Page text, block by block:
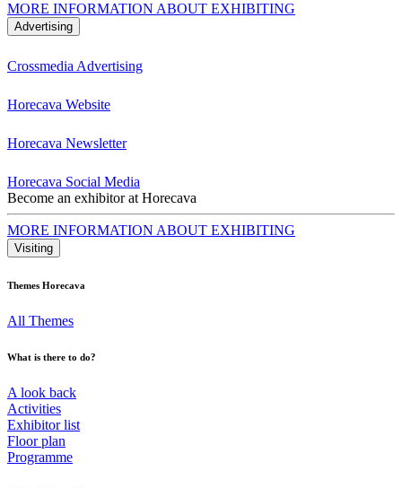
MORE INFORMATION ABOUT EXHIBITING
Advertising
Crossmedia Advertising
Horecava Website
Horecava Newsletter
Horecava Social Media
Become an exhibitor at Horecava
MORE INFORMATION ABOUT EXHIBITING
Visiting
Themes Horecava
All Themes
What is there to do?
A look back
Activities
Exhibitor list
Floor plan
Programme